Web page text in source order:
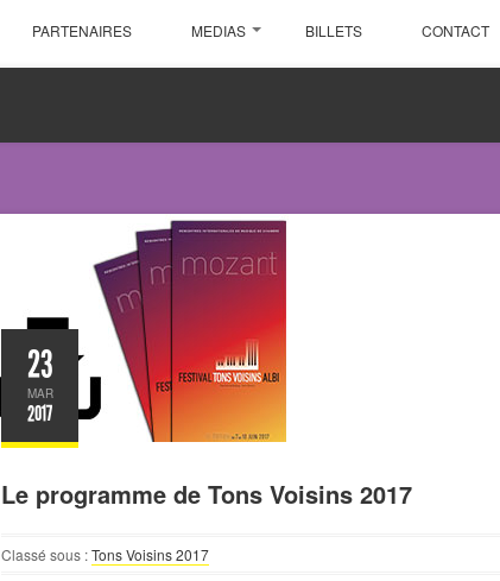
PARTENAIRES MEDIAS BILLETS CONTACT
23
MAR
2017
Le programme de Tons Voisins 2017
Classé sous :Tons Voisins 2017